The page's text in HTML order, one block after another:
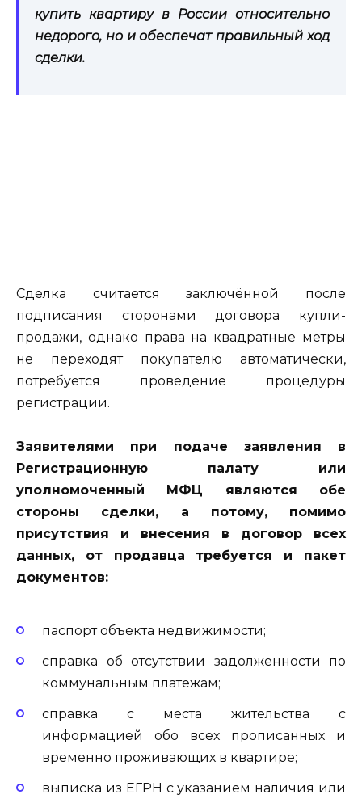
купить квартиру в России относительно
недорого, но и обеспечат правильный ход
сделки.
Сделка считается заключённой после
подписания сторонами договора купли-
продажи, однако права на квадратные метры
не переходят покупателю автоматически,
потребуется проведение процедуры
регистрации.
Заявителями при подаче заявления в
Регистрационную палату или
уполномоченный МФЦ являются обе
стороны сделки, а потому, помимо
присутствия и внесения в договор всех
данных, от продавца требуется и пакет
документов:
паспорт объекта недвижимости;
справка об отсутствии задолженности по
коммунальным платежам;
справка с места жительства с
информацией обо всех прописанных и
временно проживающих в квартире;
выписка из ЕГРН с указанием наличия или